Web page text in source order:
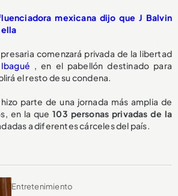
mexicana dijo que J Balvin
comenzará privada de la libertad
Ibagué , en el pabellón destinado para
el resto de su condena.
parte de una jornada más amplia de
en la que103 personas privadas de la
a diferentes cárceles del país.
Entretenimiento